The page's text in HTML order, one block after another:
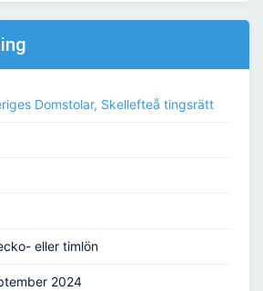
Domstolar, Skellefteå tingsrätt
eller timlön
2024